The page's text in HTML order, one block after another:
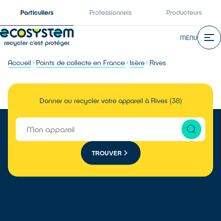
Particuliers Professionnels Producteurs
MENU
Accueil Points de collecte en France Isère Rives
Donner ou recycler votre appareil à Rives (38)
TROUVER